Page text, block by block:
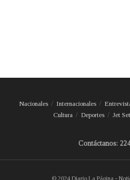
Nacionales Internacionales
Cultura
Deportes Jet Set
Contáctanos:
© 2024 Diario La Página -